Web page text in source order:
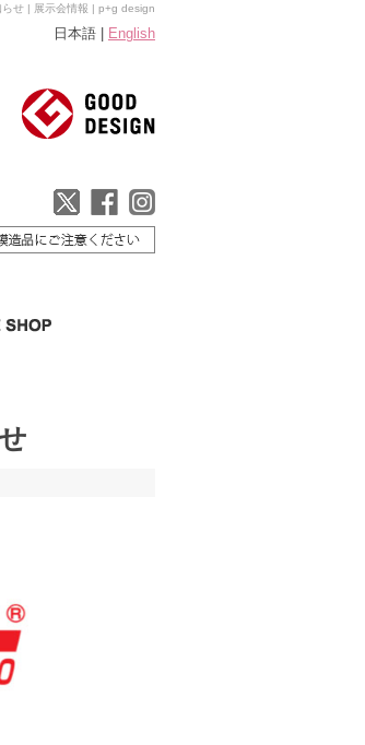
せ | 展示会情報 | p+g design
日本語 | English